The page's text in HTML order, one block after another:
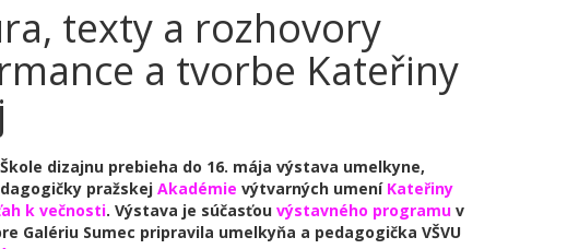
texty a rozhovory
a tvorbe Kateřiny
dizajnu prebieha do 16. mája výstava umelkyne,
pražskej Akadémie výtvarných umení Kateřiny
k večnosti. Výstava je súčasťou výstavného programu v
Galériu Sumec pripravila umelkyňa a pedagogička VŠVU